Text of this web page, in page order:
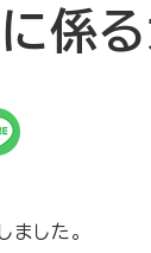
係る
した。